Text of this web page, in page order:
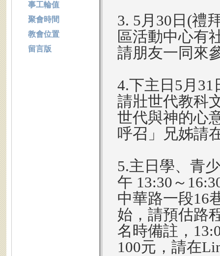
3. 5月30日(禮
區活動中心有
請朋友一同來
4.下主日5月31
請壯世代教科
世代與神的心
呼召」兄姊請
5.主日學、青
午 13:30～
中華路一段16
始，請預估路
名時備註，
100元，請在
事工輪值
聚會時間
教會位置
留言版